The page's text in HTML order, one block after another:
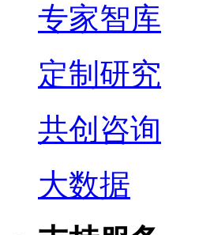
专家智库
定制研究
共创咨询
大数据